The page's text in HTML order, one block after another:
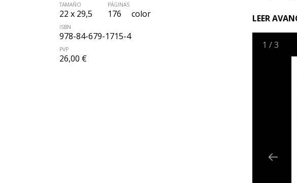
TAMAÑO
22 x 29,5
PÁGINAS
176 color
ISBN
978-84-679-1715-4
PVP
26,00 €
LEER
1 /3